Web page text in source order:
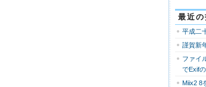
最近
平成二
謹賀新
ファイ
でExif
Miix2 8